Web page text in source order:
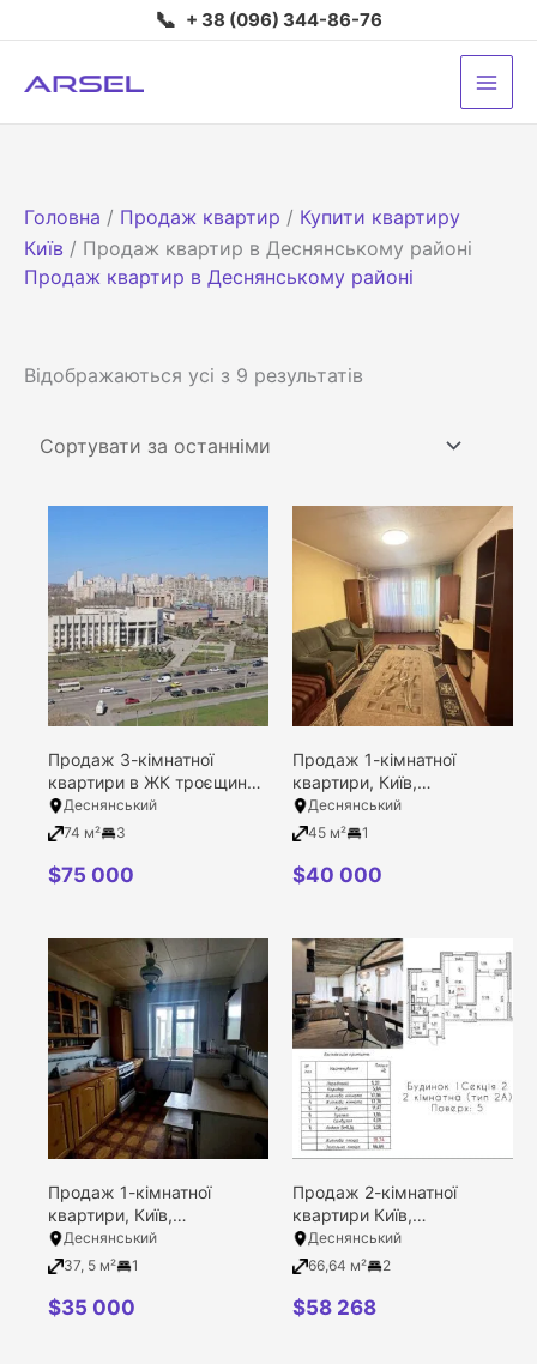
до
вмісту
📞 + 38 (096) 344-86-76
Головна / Продаж квартир / Купити квартиру
Київ / Продаж квартир в Деснянському районі
Продаж квартир в Деснянському районі
1 2 3 12 5 8 9
Filter
Відображаються усі з 9 результатів
останнім
Продаж 3-кімнатної
квартири в ЖК троєщина,
Київ, Деснянський район,
Червоної калини вулиця,
Деснянський
74 м²
3
$75 000
Продаж 1-кімнатної
квартири, Київ,
Деснянський район,
Оноре де Бальзака
Деснянський
45 м²
1
$40 000
Продаж 1-кімнатної
квартири, Київ,
Деснянський район,
Космонавта Поповича
Деснянський
37, 5 м²
1
$35 000
Продаж 2-кімнатної
квартири Київ,
Деснянський район,
Електротехнічна вулиця,
Деснянський
66,64 м²
2
$58 268